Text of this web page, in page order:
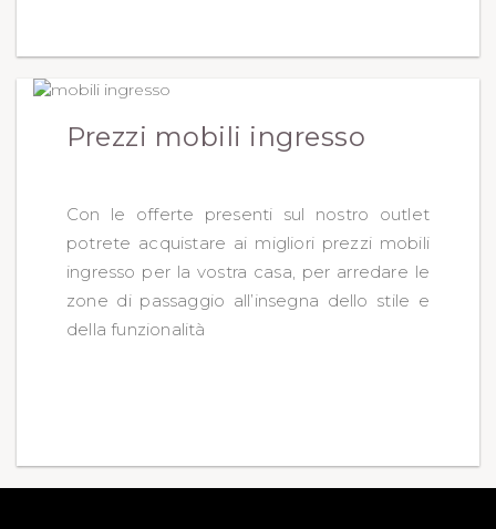
Prezzi mobili ingresso
Con le offerte presenti sul nostro outlet
potrete acquistare ai migliori prezzi mobili
ingresso per la vostra casa, per arredare le
zone di passaggio all’insegna dello stile e
della funzionalità